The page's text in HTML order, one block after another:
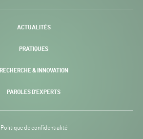
-
ACTUALITÉS
PRATIQUES
RECHERCHE & INNOVATION
PAROLES D’EXPERTS
Politique de confidentialité